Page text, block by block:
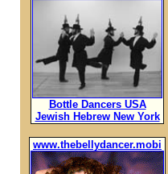
Bottle Dancers USA
Jewish Hebrew New York
www.thebellydancer.mobi